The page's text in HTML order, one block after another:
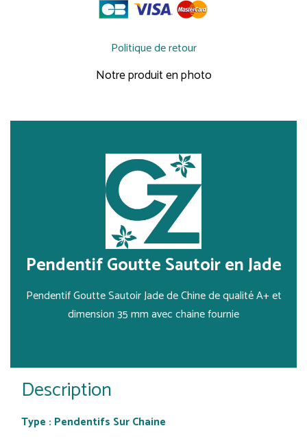
Politique de retour
Notre produit en photo
Pendentif Goutte Sautoir en Jade
Pendentif Goutte Sautoir Jade de Chine de qualité A+ et
dimension 35 mm avec chaine fournie
Description
Type : Pendentifs Sur Chaine